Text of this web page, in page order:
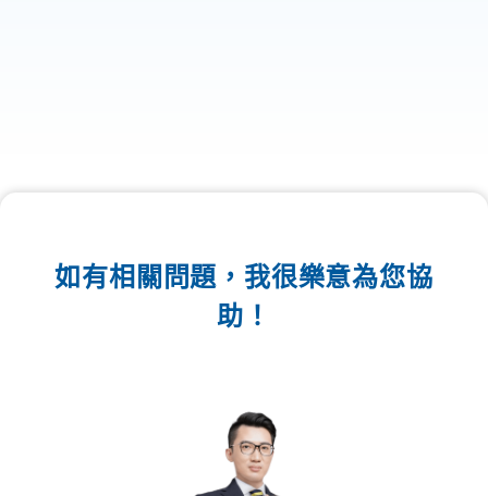
如有相關問題，我很樂意為您協
助！